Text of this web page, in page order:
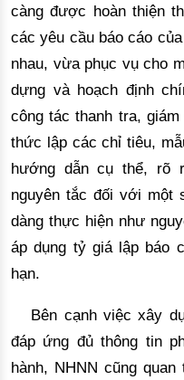
càng được hoàn thiện
các yêu cầu báo cáo
nhau, vừa phục vụ cho
dựng và hoạch định
công tác thanh tra,
thức lập các chỉ tiêu,
hướng dẫn cụ thể, rõ
nguyên tắc đối với một
dàng thực hiện như
áp dụng tỷ giá lập báo
hạn.
Bên cạnh việc xây
đáp ứng đủ thông tin
hành, NHNN cũng